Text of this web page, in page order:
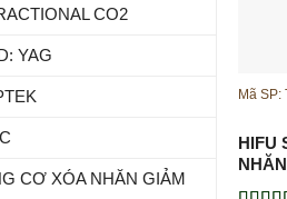
CO2
YAG
CƠ XÓA NHĂN GIẢM
Mã SP:
HIFU